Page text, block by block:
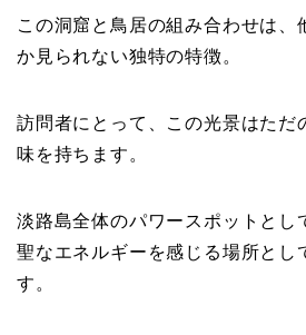
この洞窟と鳥居の組み合わせは、
か見られない独特の特徴。
訪問者にとって、この光景はただ
味を持ちます。
淡路島全体のパワースポットとし
聖なエネルギーを感じる場所とし
す。